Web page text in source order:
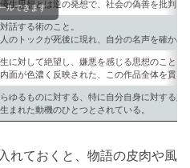
生思想とは逆の発想で、社会の偽善を批判し
話する術のこと。
のトックが死後に現れ、自分の名声を確かめ
に対して絶望し、嫌悪を感じる思想のこと。
面が色濃く反映された、この作品全体を貫く
ゆるものに対する、特に自分自身に対する嫌
まれた動機のひとつとされている。
ルできます
れておくと、物語の皮肉や風